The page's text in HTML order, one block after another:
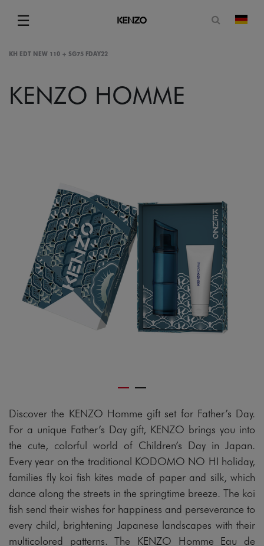
☰
Menu
KH EDT NEW 110 + SG75 FDAY22
KENZO HOMME
Discover the KENZO Homme gift set for Father’s Day.
For a unique Father’s Day gift, KENZO brings you into
the cute, colorful world of Children’s Day in Japan.
Every year on the traditional KODOMO NO HI holiday,
families fly koi fish kites made of paper and silk, which
dance along the streets in the springtime breeze. The koi
fish send their wishes for happiness and perseverance to
every child, brightening Japanese landscapes with their
multicolored patterns. The KENZO Homme Eau de